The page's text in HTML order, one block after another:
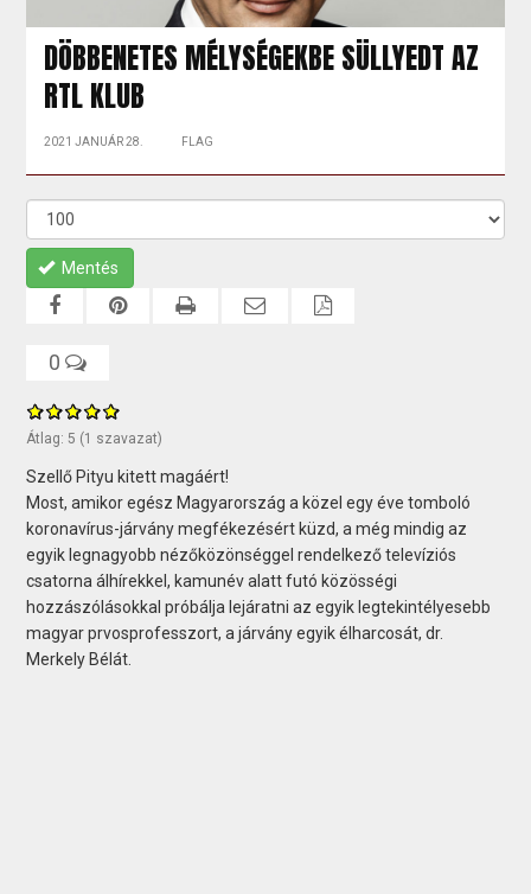
DÖBBENETES MÉLYSÉGEKBE SÜLLYEDT AZ
RTL KLUB
2021 JANUÁR 28. FLAG
Mentés
0
Átlag: 5 (1 szavazat)
Szellő Pityu kitett magáért!
Most, amikor egész Magyarország a közel egy éve tomboló
koronavírus-járvány megfékezésért küzd, a még mindig az
egyik legnagyobb nézőközönséggel rendelkező televíziós
csatorna álhírekkel, kamunév alatt futó közösségi
hozzászólásokkal próbálja lejáratni az egyik legtekintélyesebb
magyar prvosprofesszort, a járvány egyik élharcosát, dr.
Merkely Bélát.